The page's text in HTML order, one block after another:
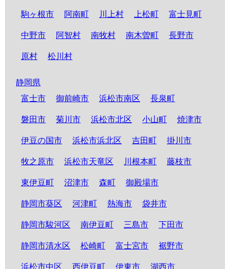
駒ヶ根市 阿南町 川上村 上松町 富士見町
中野市 阿智村 南牧村 南木曽町 長野市
原村 松川村
静岡県
富士市
御前崎市 浜松市南区 長泉町
磐田市 菊川市 浜松市北区 小山町 焼津市
伊豆の国市 浜松市浜北区 吉田町 掛川市
牧之原市 浜松市天竜区 川根本町 藤枝市
東伊豆町 沼津市 森町 御殿場市
静岡市葵区 河津町 熱海市 袋井市
静岡市駿河区 南伊豆町 三島市 下田市
静岡市清水区 松崎町 富士宮市 裾野市
浜松市中区 西伊豆町 伊東市 湖西市